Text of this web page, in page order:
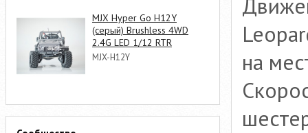
MJX Hyper Go H12Y
(серый) Brushless 4WD
2.4G LED 1/12 RTR
MJX-H12Y
на